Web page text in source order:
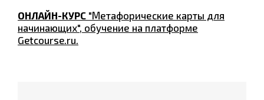
ОНЛАЙН-КУРС "Метафорические карты для
начинающих", обучение на платформе
Getcourse.ru.